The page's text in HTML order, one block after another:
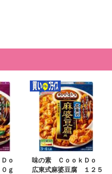
Ｄｏ
ｇ
味の素 ＣｏｏｋＤｏ
広東式麻婆豆腐 １２５